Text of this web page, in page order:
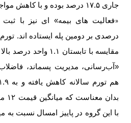
جاری ۱۷.۵ درصد بوده و با کاهش مواجه شده است
«
درصدی بر دومین پله ایستاده اند.
مقایسه با تابستان
«آب‌رسانی، مدیریت پسماند،